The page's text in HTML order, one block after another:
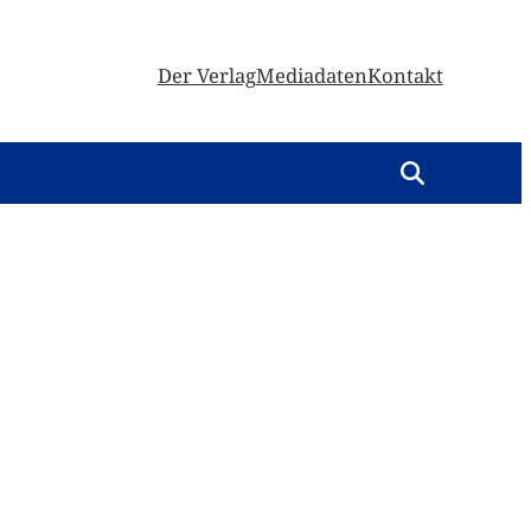
Der VerlagMediadatenKontakt